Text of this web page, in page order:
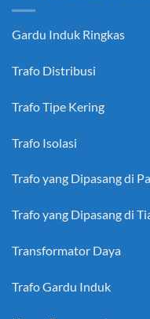
Gardu Induk Ringkas
Trafo Distribusi
Trafo Tipe Kering
Trafo Isolasi
Trafo yang Dipasang di
Trafo yang Dipasang di
Transformator Daya
Trafo Gardu Induk